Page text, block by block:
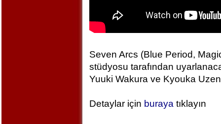
Seven Arcs (Blue Period,
stüdyosu tarafından
Yuuki Wakura ve Kyouka
Detaylar için buraya tıklayın